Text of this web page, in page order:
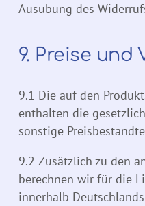
Ausübung des
9. Preise und
9.1 Die auf den
enthalten die
sonstige
9.2 Zusätzlich zu den
berechnen wir für die
innerhalb